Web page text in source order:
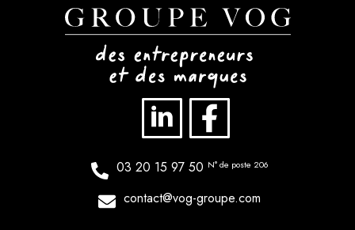
03 20 15 97 50 N° de poste 206
contact@vog-groupe.com